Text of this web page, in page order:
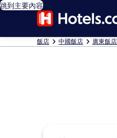
跳到主要內容
飯店 中國飯店 廣東飯店